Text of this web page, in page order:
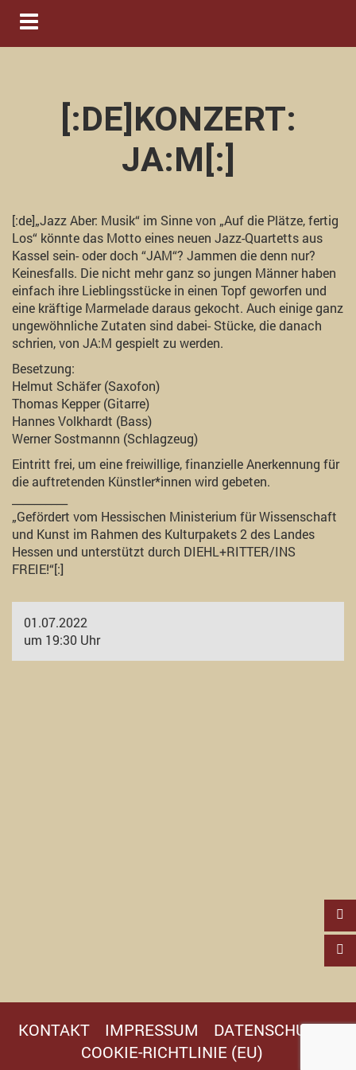
Navigation ein-/ausblenden
[:DE]KONZERT:
JA:M[:]
[:de]„Jazz Aber: Musik“ im Sinne von „Auf die Plätze, fertig
Los“ könnte das Motto eines neuen Jazz-Quartetts aus
Kassel sein- oder doch “JAM“? Jammen die denn nur?
Keinesfalls. Die nicht mehr ganz so jungen Männer haben
einfach ihre Lieblingsstücke in einen Topf geworfen und
eine kräftige Marmelade daraus gekocht. Auch einige ganz
ungewöhnliche Zutaten sind dabei- Stücke, die danach
schrien, von JA:M gespielt zu werden.
Besetzung:
Helmut Schäfer (Saxofon)
Thomas Kepper (Gitarre)
Hannes Volkhardt (Bass)
Werner Sostmannn (Schlagzeug)
Eintritt frei, um eine freiwillige, finanzielle Anerkennung für
die auftretenden Künstler*innen wird gebeten.
„Gefördert vom Hessischen Ministerium für Wissenschaft
und Kunst im Rahmen des Kulturpakets 2 des Landes
Hessen und unterstützt durch DIEHL+RITTER/INS
FREIE!“[:]
01.07.2022
um 19:30 Uhr
KONTAKT IMPRESSUM
DATENSCHUTZ
COOKIE-RICHTLINIE (EU)